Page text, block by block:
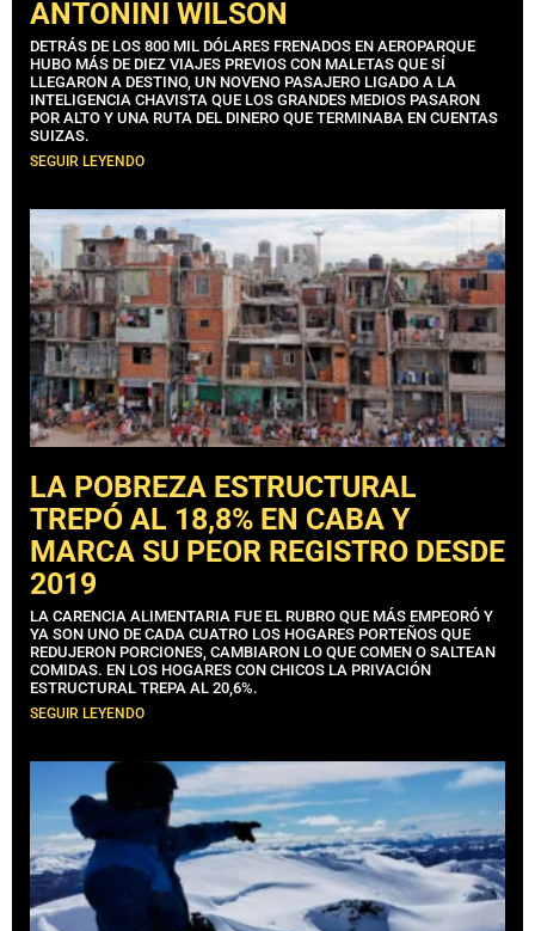
ANTONINI WILSON
DETRÁS DE LOS 800 MIL DÓLARES FRENADOS EN AEROPARQUE
HUBO MÁS DE DIEZ VIAJES PREVIOS CON MALETAS QUE SÍ
LLEGARON A DESTINO, UN NOVENO PASAJERO LIGADO A LA
INTELIGENCIA CHAVISTA QUE LOS GRANDES MEDIOS PASARON
POR ALTO Y UNA RUTA DEL DINERO QUE TERMINABA EN CUENTAS
SUIZAS.
SEGUIR LEYENDO
LA POBREZA ESTRUCTURAL
TREPÓ AL 18,8% EN CABA Y
MARCA SU PEOR REGISTRO DESDE
2019
LA CARENCIA ALIMENTARIA FUE EL RUBRO QUE MÁS EMPEORÓ Y
YA SON UNO DE CADA CUATRO LOS HOGARES PORTEÑOS QUE
REDUJERON PORCIONES, CAMBIARON LO QUE COMEN O SALTEAN
COMIDAS. EN LOS HOGARES CON CHICOS LA PRIVACIÓN
ESTRUCTURAL TREPA AL 20,6%.
SEGUIR LEYENDO